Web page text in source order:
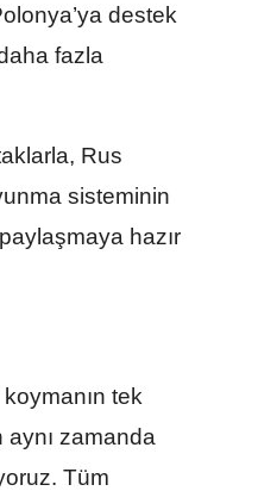
destek
fazla
Rus
sisteminin
hazır
tek
aynı zamanda
Tüm